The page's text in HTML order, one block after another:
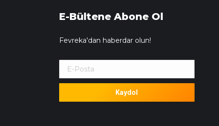
E-Bültene Abone Ol
Fevreka'dan haberdar olun!